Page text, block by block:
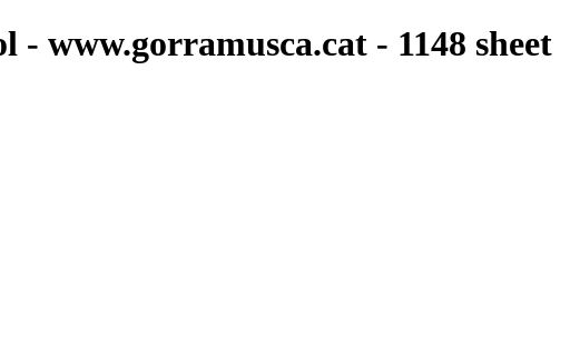
www.gorramusca.cat - 1148 sheet